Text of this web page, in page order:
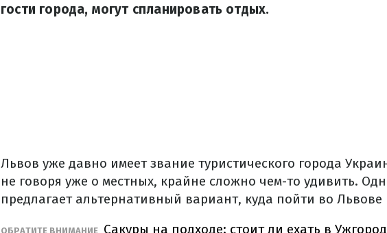
гости города, могут спланировать отдых.
Львов уже давно имеет звание туристического города
не говоря уже о местных, крайне сложно чем-то удивить.
предлагает альтернативный вариант, куда пойти во
ОБРАТИТЕ ВНИМАНИЕ Сакуры на подходе: стоит ли ехать в